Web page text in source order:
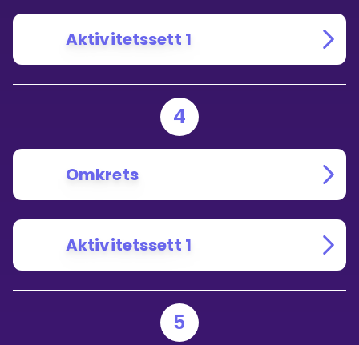
Aktivitetssett 1
4
Omkrets
Aktivitetssett 1
5